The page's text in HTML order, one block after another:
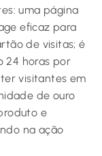
uma página
eficaz para
de visitas; é
24 horas por
visitantes em
de ouro
e
na ação